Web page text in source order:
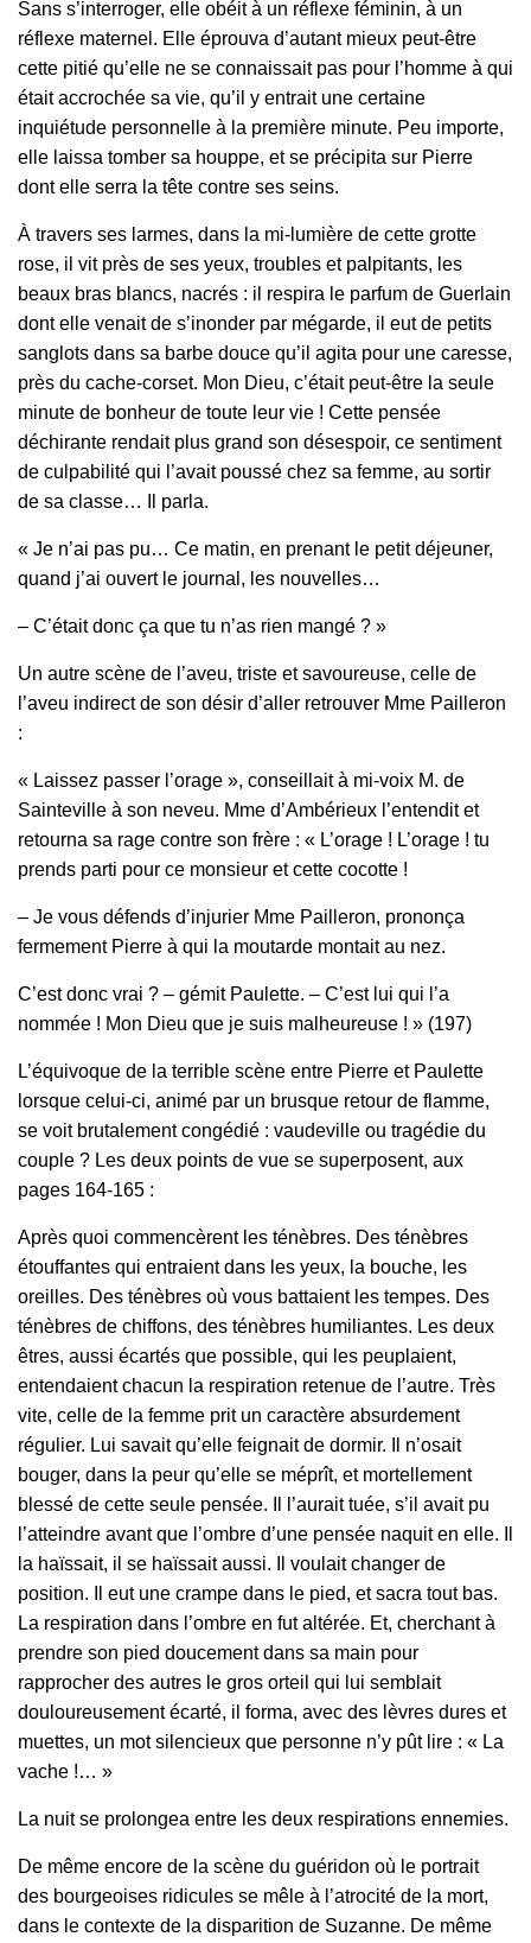
Sans s’interroger, elle obéit à un réflexe féminin, à un
réflexe maternel. Elle éprouva d’autant mieux peut‑être
cette pitié qu’elle ne se connaissait pas pour l’homme à qui
était accrochée sa vie, qu’il y entrait une certaine
inquiétude personnelle à la première minute. Peu importe,
elle laissa tomber sa houppe, et se précipita sur Pierre
dont elle serra la tête contre ses seins.
À travers ses larmes, dans la mi‑lumière de cette grotte
rose, il vit près de ses yeux, troubles et palpitants, les
beaux bras blancs, nacrés : il respira le parfum de Guerlain
dont elle venait de s’inonder par mégarde, il eut de petits
sanglots dans sa barbe douce qu’il agita pour une caresse,
près du cache‑corset. Mon Dieu, c’était peut‑être la seule
minute de bonheur de toute leur vie ! Cette pensée
déchirante rendait plus grand son désespoir, ce sentiment
de culpabilité qui l’avait poussé chez sa femme, au sortir
de sa classe… Il parla.
« Je n’ai pas pu… Ce matin, en prenant le petit déjeuner,
quand j’ai ouvert le journal, les nouvelles…
– C’était donc ça que tu n’as rien mangé ? »
Un autre scène de l’aveu, triste et savoureuse, celle de
l’aveu indirect de son désir d’aller retrouver Mme Pailleron
:
« Laissez passer l’orage », conseillait à mi‑voix M. de
Sainteville à son neveu. Mme d’Ambérieux l’entendit et
retourna sa rage contre son frère : « L’orage ! L’orage ! tu
prends parti pour ce monsieur et cette cocotte !
– Je vous défends d’injurier Mme Pailleron, prononça
fermement Pierre à qui la moutarde montait au nez.
C’est donc vrai ? – gémit Paulette. – C’est lui qui l’a
nommée ! Mon Dieu que je suis malheureuse ! » (197)
L’équivoque de la terrible scène entre Pierre et Paulette
lorsque celui-ci, animé par un brusque retour de flamme,
se voit brutalement congédié : vaudeville ou tragédie du
couple ? Les deux points de vue se superposent, aux
pages 164-165 :
Après quoi commencèrent les ténèbres. Des ténèbres
étouffantes qui entraient dans les yeux, la bouche, les
oreilles. Des ténèbres où vous battaient les tempes. Des
ténèbres de chiffons, des ténèbres humiliantes. Les deux
êtres, aussi écartés que possible, qui les peuplaient,
entendaient chacun la respiration retenue de l’autre. Très
vite, celle de la femme prit un caractère absurdement
régulier. Lui savait qu’elle feignait de dormir. Il n’osait
bouger, dans la peur qu’elle se méprît, et mortellement
blessé de cette seule pensée. Il l’aurait tuée, s’il avait pu
l’atteindre avant que l’ombre d’une pensée naquit en elle. Il
la haïssait, il se haïssait aussi. Il voulait changer de
position. Il eut une crampe dans le pied, et sacra tout bas.
La respiration dans l’ombre en fut altérée. Et, cherchant à
prendre son pied doucement dans sa main pour
rapprocher des autres le gros orteil qui lui semblait
douloureusement écarté, il forma, avec des lèvres dures et
muettes, un mot silencieux que personne n’y pût lire : « La
vache !… »
La nuit se prolongea entre les deux respirations ennemies.
De même encore de la scène du guéridon où le portrait
des bourgeoises ridicules se mêle à l’atrocité de la mort,
dans le contexte de la disparition de Suzanne. De même